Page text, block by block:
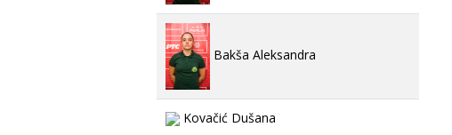
Bakša Aleksandra
Kovačić Dušana